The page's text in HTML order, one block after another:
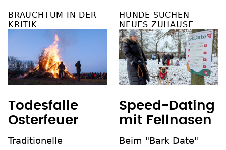
BRAUCHTUM IN DER
KRITIK
Todesfalle
Osterfeuer
Traditionelle
HUNDE SUCHEN
NEUES ZUHAUSE
Speed-Dating
mit Fellnasen
Beim "Bark Date"